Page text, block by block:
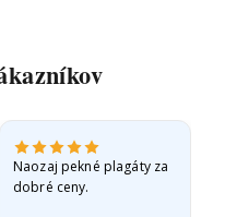
Naozaj pekné plagáty za
dobré ceny.